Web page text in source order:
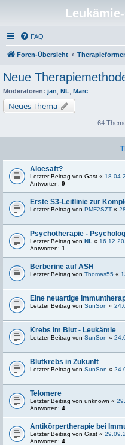
FAQ
Foren-Übersicht
Neue
Moderatoren: jan NL Marc
Neues Thema
64
Aloesaft?
Letzter Beitrag von Gast «
Antworten: 9
Erste S3-Leitlinie zur
Letzter Beitrag von PMF2SZT «
Psychotherapie -
Letzter Beitrag von NL «
Antworten: 1
Berberine auf ASH
Letzter Beitrag von Thomas55 «
Eine neuartige
Letzter Beitrag von SunSon «
Krebs im Blut - Leukämie
Letzter Beitrag von SunSon «
Blutkrebs in Zukunft
Letzter Beitrag von SunSon «
Telomere
Letzter Beitrag von unknown «
Antworten: 4
Antikörpertherapie bei
Letzter Beitrag von Gast «
Antworten: 4